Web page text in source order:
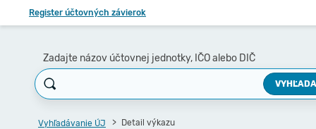
Register účtovných závierok
Zadajte názov účtovnej jednotky, IČO alebo DIČ
Vyhľadávanie ÚJ Detail výkazu